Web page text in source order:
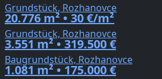
Grundstück, Rozhanovce
20.776 m² • 30 €/m²
Grundstück, Rozhanovce
3.551 m² • 319.500 €
Baugrundstück, Rozhanovce
1.081 m² • 175.000 €